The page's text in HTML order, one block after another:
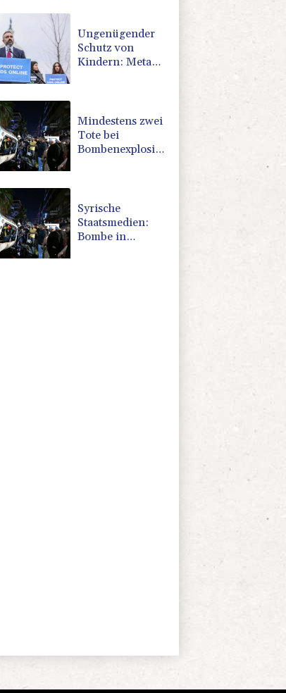
Ermittlungen
Ungenügender
Schutz von
Kindern: Meta
Mindestens zwei
Tote bei
Bombenexplosion
Syrische
Staatsmedien:
Bombe in